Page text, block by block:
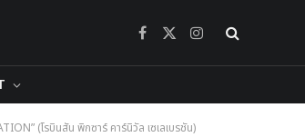
Facebook
X
Instagram
(โรบินสัน พิกซาร์ คาร์นิวัล เซเลเบรชัน)